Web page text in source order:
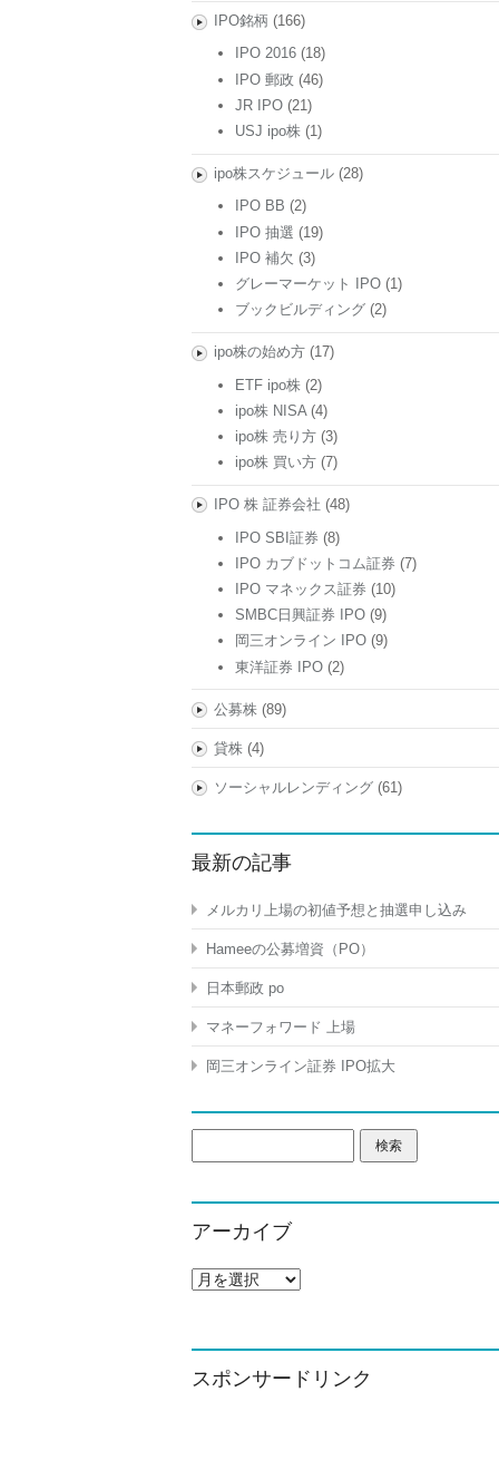
IPO銘柄 (166)
IPO 2016 (18)
IPO 郵政 (46)
JR IPO (21)
USJ ipo株 (1)
ipo株スケジュール(28)
IPO BB (2)
IPO 抽選 (19)
IPO 補欠 (3)
グレーマーケット IPO (1)
ブックビルディング (2)
ipo株の始め方(17)
ETF ipo株 (2)
ipo株 NISA (4)
ipo株 売り方 (3)
ipo株 買い方 (7)
IPO 株 証券会社 (48)
IPO SBI証券 (8)
IPO カブドットコム証券 (7)
IPO マネックス証券 (10)
SMBC日興証券 IPO (9)
岡三オンライン IPO (9)
東洋証券 IPO (2)
公募株(89)
貸株(4)
ソーシャルレンディング(61)
最新の記事
メルカリ上場の初値予想と抽選申し込み
Hameeの公募増資（PO）
日本郵政 po
マネーフォワード 上場
岡三オンライン証券 IPO拡大
索:
アーカイブ
ア
イ
ブ
スポンサードリンク